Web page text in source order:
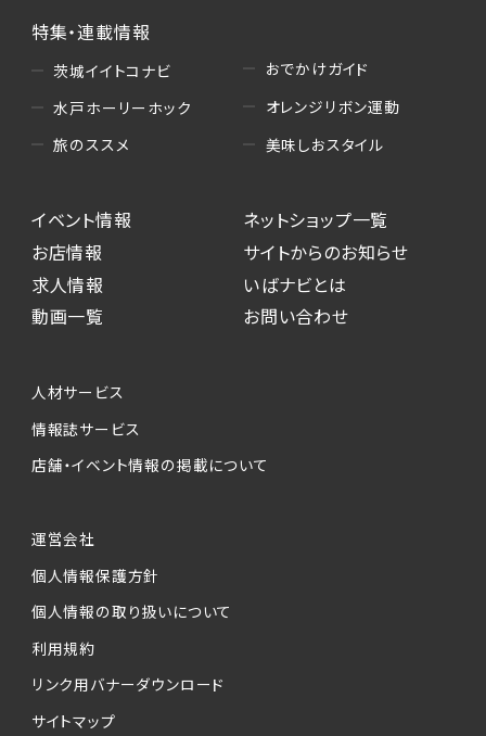
特集・連載情報
茨城イイトコナビ
水戸ホーリーホック
旅のススメ
おでかけガイド
オレンジリボン運動
美味しおスタイル
イベント情報
お店情報
求人情報
動画一覧
ネットショップ一覧
サイトからのお知らせ
いばナビとは
お問い合わせ
人材サービス
情報誌サービス
店舗・イベント情報の掲載について
運営会社
個人情報保護方針
個人情報の取り扱いについて
利用規約
リンク用バナーダウンロード
サイトマップ